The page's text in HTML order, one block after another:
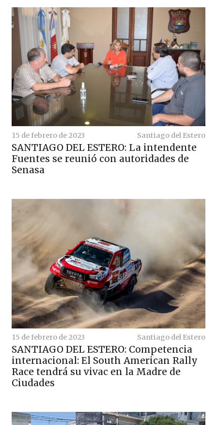
15 de febrero de 2023 Santiago del Estero
SANTIAGO DEL ESTERO: La intendente
Fuentes se reunió con autoridades de
Senasa
15 de febrero de 2023 Santiago del Estero
SANTIAGO DEL ESTERO: Competencia
internacional: El South American Rally
Race tendrá su vivac en la Madre de
Ciudades